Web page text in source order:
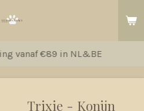
vanaf €89 in NL&BE
Trixie - Konijn